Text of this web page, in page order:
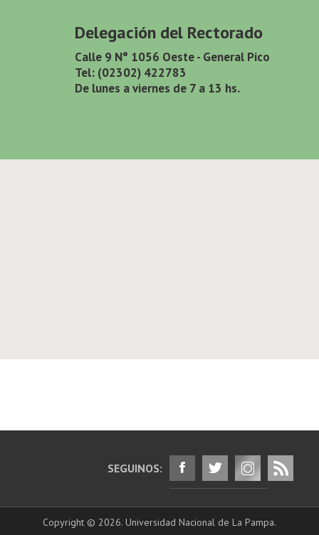
Delegación del Rectorado
Calle 9 N° 1056 Oeste - General Pico
Tel: (02302) 422783
De lunes a viernes de 7 a 13 hs.
SEGUINOS:
Copyright © 2026. Universidad Nacional de La Pampa.